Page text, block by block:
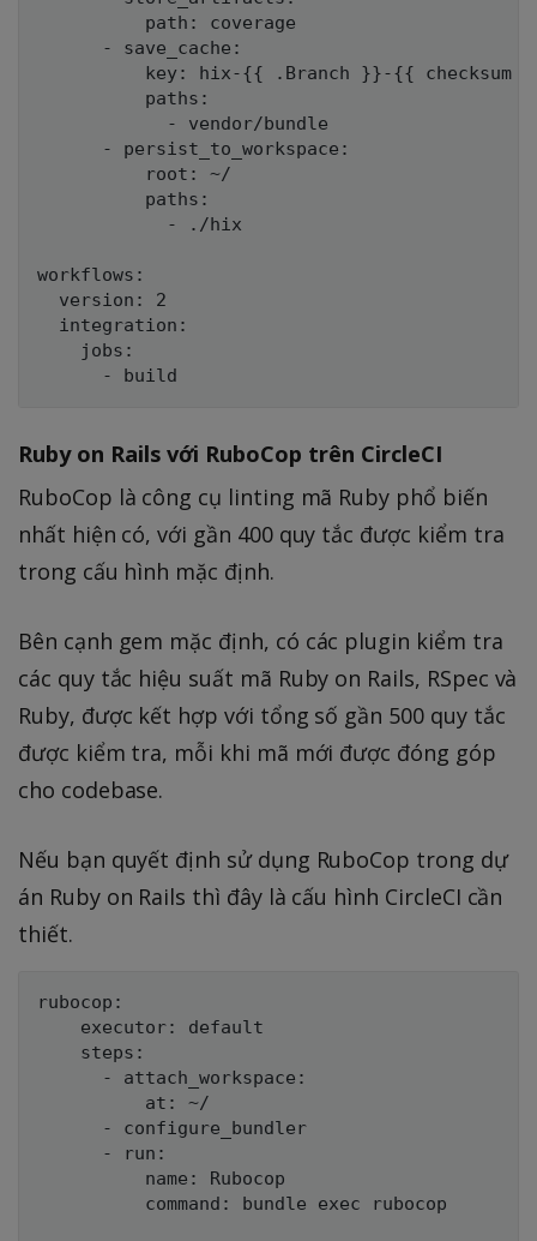
          path: coverage
      - save_cache:
key: hix-{{ .Branch }}-{{ checksum
          paths:
            - vendor/bundle
      - persist_to_workspace:
          root: ~/
          paths:
            - ./hix
workflows:
  version: 2
  integration:
    jobs:
Ruby on Rails với RuboCop trên CircleCI
RuboCop là công cụ linting mã Ruby phổ biến
nhất hiện có, với gần 400 quy tắc được kiểm tra
trong cấu hình mặc định.
Bên cạnh gem mặc định, có các plugin kiểm tra
các quy tắc hiệu suất mã Ruby on Rails, RSpec và
Ruby, được kết hợp với tổng số gần 500 quy tắc
được kiểm tra, mỗi khi mã mới được đóng góp
cho codebase.
Nếu bạn quyết định sử dụng RuboCop trong dự
án Ruby on Rails thì đây là cấu hình CircleCI cần
thiết.
rubocop:
    executor: default
    steps:
      - attach_workspace:
          at: ~/
      - configure_bundler
      - run:
          name: Rubocop
          command: bundle exec rubocop